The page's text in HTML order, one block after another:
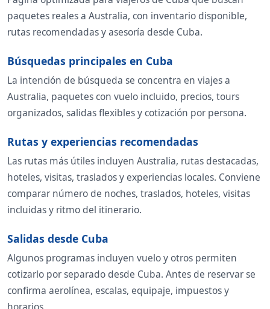
paquetes reales a Australia, con inventario disponible,
rutas recomendadas y asesoría desde Cuba.
Búsquedas principales en Cuba
La intención de búsqueda se concentra en viajes a
Australia, paquetes con vuelo incluido, precios, tours
organizados, salidas flexibles y cotización por persona.
Rutas y experiencias recomendadas
Las rutas más útiles incluyen Australia, rutas destacadas,
hoteles, visitas, traslados y experiencias locales. Conviene
comparar número de noches, traslados, hoteles, visitas
incluidas y ritmo del itinerario.
Salidas desde Cuba
Algunos programas incluyen vuelo y otros permiten
cotizarlo por separado desde Cuba. Antes de reservar se
confirma aerolínea, escalas, equipaje, impuestos y